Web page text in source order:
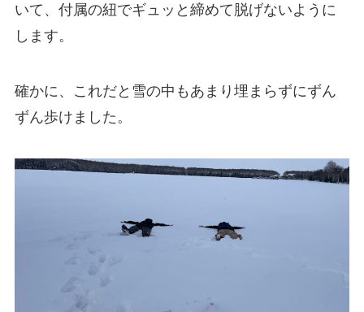
いて、付属の紐でギュッと締めて脱げないように
します。
確かに、これだと雪の中もあまり埋まらずにずん
ずん歩けました。